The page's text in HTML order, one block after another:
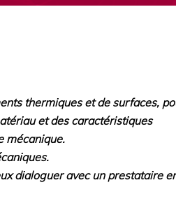
thermiques et de surfaces,
et des caractéristiques
mécanique.
dialoguer avec un prestataire